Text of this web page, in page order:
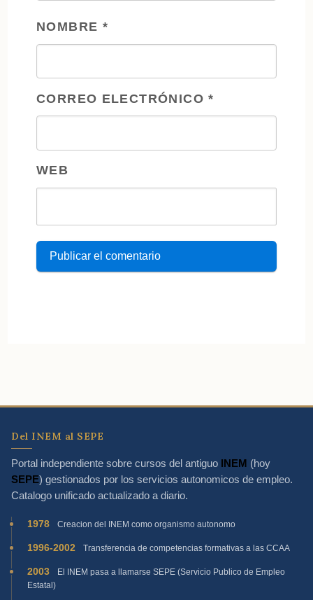
NOMBRE *
CORREO ELECTRÓNICO*
WEB
Del INEM al SEPE
Portal independiente sobre cursos del antiguo INEM (hoy
SEPE) gestionados por los servicios autonomicos de empleo.
Catalogo unificado actualizado a diario.
1978 Creacion del INEM como organismo autonomo
1996-2002 Transferencia de competencias formativas a las CCAA
2003
El INEM pasa a llamarse SEPE (Servicio Publico de Empleo
Estatal)